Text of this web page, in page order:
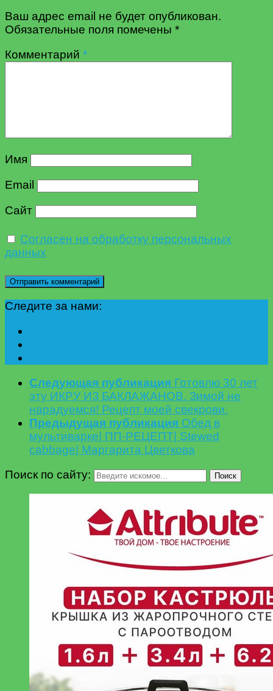
Ваш адрес email не будет опубликован.
Обязательные поля помечены *
Комментарий *
Имя
Email
Сайт
Согласен на обработку персональных
данных
Следите за нами:
Следующая публикация Готовлю 30 лет
эту ИКРУ ИЗ БАКЛАЖАНОВ. Зимой не
нарадуемся! Рецепт моей свекрови.
Предыдущая публикация Обед в
мультиварке| ПП-РЕЦЕПТ| Stewed
cabbage| Маргарита Цветкова
Поиск по сайту:
Поиск